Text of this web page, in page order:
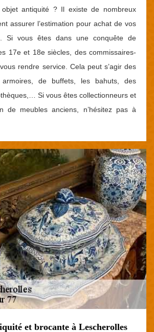
antiquité ? Il existe de nombreux
assurer l’estimation pour achat de vos
Si vous êtes dans une conquête de
17e et 18e siècles, des commissaires-
rendre service. Cela peut s’agir des
armoires, de buffets, les bahuts, des
Si vous êtes collectionneurs et
de meubles anciens, n’hésitez pas à
et brocante à Lescherolles